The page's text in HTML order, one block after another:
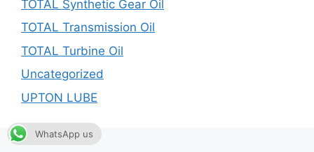
TOTAL Synthetic Gear Oil
TOTAL Transmission Oil
TOTAL Turbine Oil
Uncategorized
UPTON LUBE
WhatsApp us